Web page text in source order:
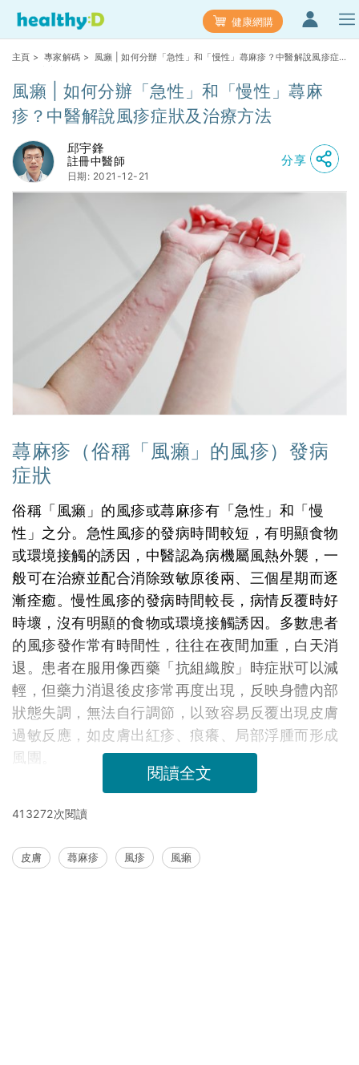
健康網購
主頁 > 專家解碼 > 風癩 | 如何分辦「急性」和「慢性」蕁麻疹？中醫解說風疹症
風癩 | 如何分辦「急性」和「慢性」蕁麻
疹？中醫解說風疹症狀及治療方法
邱宇鋒
註冊中醫師
日期: 2021-12-21
分享
蕁麻疹（俗稱「風癩」的風疹）發病
症狀
俗稱「風癩」的風疹或蕁麻疹有「急性」和「慢
性」之分。急性風疹的發病時間較短，有明顯食物
或環境接觸的誘因，中醫認為病機屬風熱外襲，一
般可在治療並配合消除致敏原後兩、三個星期而逐
漸痊癒。慢性風疹的發病時間較長，病情反覆時好
時壞，沒有明顯的食物或環境接觸誘因。多數患者
的風疹發作常有時間性，往往在夜間加重，白天消
退。患者在服用像西藥「抗組織胺」時症狀可以減
輕，但藥力消退後皮疹常再度出現，反映身體內部
狀態失調，無法自行調節，以致容易反覆出現皮膚
過敏反應，如皮膚出紅疹、痕癢、局部浮腫而形成
風團。
閱讀全文
413272次閱讀
皮膚 蕁麻疹 風疹 風癩